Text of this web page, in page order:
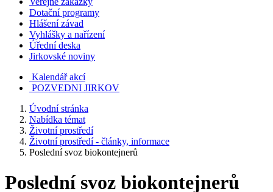
Dotační programy
Hlášení závad
Vyhlášky a nařízení
Úřední deska
Jirkovské noviny
Kalendář akcí
POZVEDNI JIRKOV
Úvodní stránka
Nabídka témat
Životní prostředí
Životní prostředí - články, informace
Poslední svoz biokontejnerů
Poslední svoz biokontejnerů